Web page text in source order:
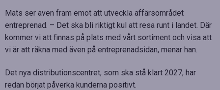
Mats ser även fram emot att utveckla affärsområdet
entreprenad. – Det ska bli riktigt kul att resa runt i landet. Där
kommer vi att finnas på plats med vårt sortiment och visa att
vi är att räkna med även på entreprenadsidan, menar han.
Det nya distributionscentret, som ska stå klart 2027, har
redan börjat påverka kunderna positivt.